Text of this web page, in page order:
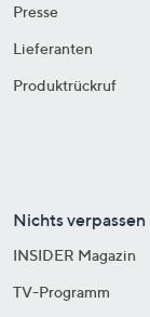
Presse
Lieferanten
Produktrückruf
Nichts verpassen
INSIDER Magazin
TV-Programm